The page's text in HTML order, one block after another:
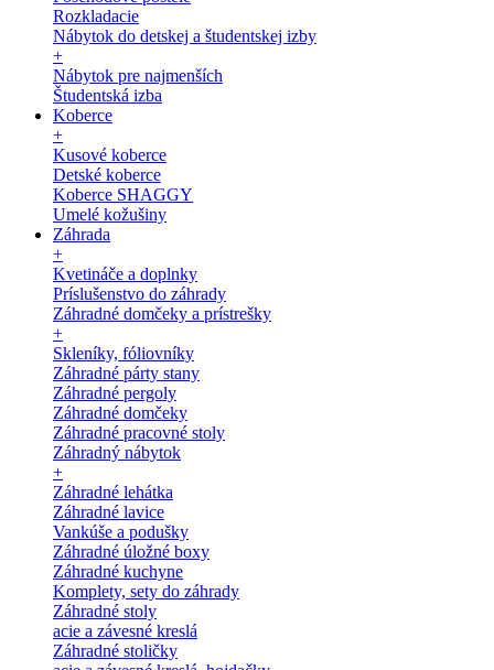
Rozkladacie
Nábytok do detskej a študentskej izby
+
Nábytok pre najmenších
Študentská izba
Koberce
+
Kusové koberce
Detské koberce
Koberce SHAGGY
Umelé kožušiny
Záhrada
+
Kvetináče a doplnky
Príslušenstvo do záhrady
Záhradné domčeky a prístrešky
+
Skleníky, fóliovníky
Záhradné párty stany
Záhradné pergoly
Záhradné domčeky
Záhradné pracovné stoly
Záhradný nábytok
+
Záhradné lehátka
Záhradné lavice
Vankúše a podušky
Záhradné úložné boxy
Záhradné kuchyne
Komplety, sety do záhrady
Záhradné stoly
acie a závesné kreslá
Záhradné stoličky